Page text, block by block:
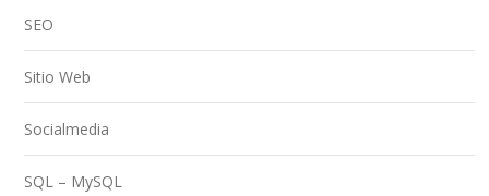
SEO
Sitio Web
Socialmedia
SQL – MySQL